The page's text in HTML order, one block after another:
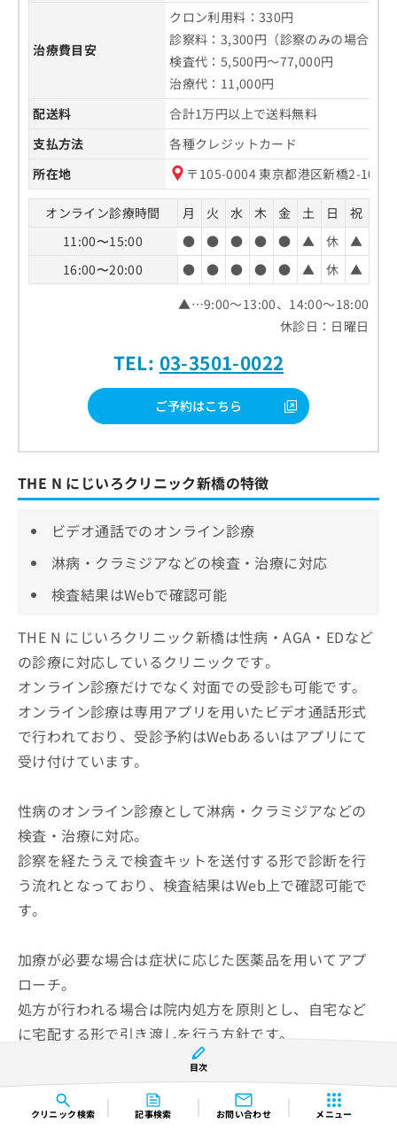
クリニック検索 記事検索 お問い合わせ メニュー
治療費目安
クロン利用料：330円
診察料：3,300円（診察のみの場合）
検査代：5,500円～77,000円
治療代：11,000円
配送料
合計1万円以上で送料無料
支払方法
各種クレジットカード
所在地
〒105-0004 東京都港区新橋2-10-3
オンライン診療時間 月 火 水 木 金 土 日
祝
11:00〜15:00
● ● ● ● ● ▲ 休
▲
16:00〜20:00
● ● ● ● ● ▲ 休
▲
▲…9:00～13:00、14:00～18:00
休診日：日曜日
TEL: 03-3501-0022
ご予約はこちら
THE N にじいろクリニック新橋の特徴
ビデオ通話でのオンライン診療
淋病・クラミジアなどの検査・治療に対応
検査結果はWebで確認可能
THE N にじいろクリニック新橋は性病・AGA・EDなど
の診療に対応しているクリニックです。
オンライン診療だけでなく対面での受診も可能です。
オンライン診療は専用アプリを用いたビデオ通話形式
で行われており、受診予約はWebあるいはアプリにて
受け付けています。
性病のオンライン診療として淋病・クラミジアなどの
検査・治療に対応。
診察を経たうえで検査キットを送付する形で診断を行
う流れとなっており、検査結果はWeb上で確認可能で
す。
加療が必要な場合は症状に応じた医薬品を用いてアプ
ローチ。
処方が行われる場合は院内処方を原則とし、自宅など
に宅配する形で引き渡しを行う方針です。
支払方法は事前にシステムに登録されたクレジットカ
ードでの決済となります。
目次